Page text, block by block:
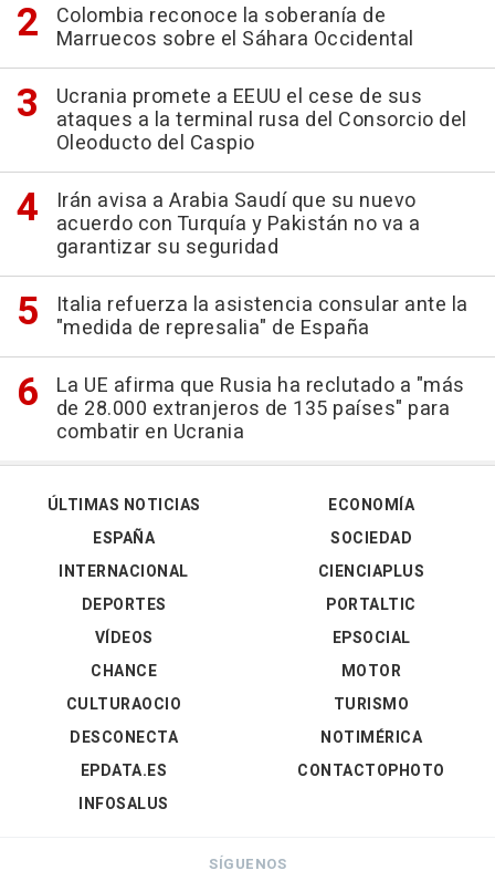
Colombia reconoce la soberanía de
Marruecos sobre el Sáhara Occidental
Ucrania promete a EEUU el cese de sus
ataques a la terminal rusa del Consorcio del
Oleoducto del Caspio
Irán avisa a Arabia Saudí que su nuevo
acuerdo con Turquía y Pakistán no va a
garantizar su seguridad
Italia refuerza la asistencia consular ante la
"medida de represalia" de España
La UE afirma que Rusia ha reclutado a "más
de 28.000 extranjeros de 135 países" para
combatir en Ucrania
ÚLTIMAS NOTICIAS
ESPAÑA
INTERNACIONAL
DEPORTES
VÍDEOS
ECONOMÍA
SOCIEDAD
CIENCIAPLUS
PORTALTIC
EPSOCIAL
CHANCE
CULTURAOCIO
DESCONECTA
EPDATA.ES
INFOSALUS
MOTOR
TURISMO
NOTIMÉRICA
CONTACTOPHOTO
SÍGUENOS